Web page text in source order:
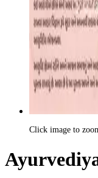
Click image to